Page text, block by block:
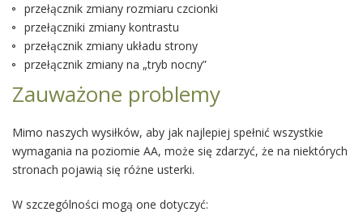
przełącznik zmiany rozmiaru czcionki
przełączniki zmiany kontrastu
przełącznik zmiany układu strony
przełącznik zmiany na „tryb nocny”
Zauważone problemy
Mimo naszych wysiłków, aby jak najlepiej spełnić wszystkie
wymagania na poziomie AA, może się zdarzyć, że na niektórych
stronach pojawią się różne usterki.
W szczególności mogą one dotyczyć: